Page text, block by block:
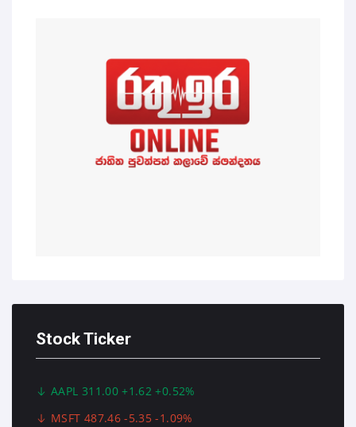
Stock Ticker
AAPL 311.00 +1.62 +0.52%
MSFT 487.46 -5.35 -1.09%